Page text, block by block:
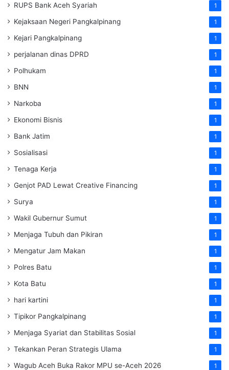
RUPS Bank Aceh Syariah 1
Kejaksaan Negeri Pangkalpinang 1
Kejari Pangkalpinang 1
perjalanan dinas DPRD 1
Polhukam 1
BNN 1
Narkoba 1
Ekonomi Bisnis 1
Bank Jatim 1
Sosialisasi 1
Tenaga Kerja 1
Genjot PAD Lewat Creative Financing 1
Surya 1
Wakil Gubernur Sumut 1
Menjaga Tubuh dan Pikiran 1
Mengatur Jam Makan 1
Polres Batu 1
Kota Batu 1
hari kartini 1
Tipikor Pangkalpinang 1
Menjaga Syariat dan Stabilitas Sosial 1
Tekankan Peran Strategis Ulama 1
Wagub Aceh Buka Rakor MPU se-Aceh 2026 1